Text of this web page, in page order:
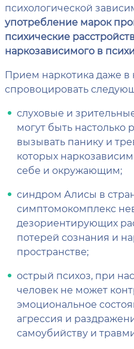
психологической
употребление марок
психические
наркозависимого в
Прием наркотика даже
спровоцировать
слуховые и
могут быть настолько
вызывать панику и
которых
себе и окружающим;
синдром Алисы в
симптомокомплекс
дезориентирующих
потерей сознания и
пространстве;
острый психоз, при
человек не может
эмоциональное
агрессия и
самоубийству и